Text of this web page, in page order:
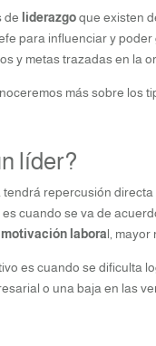
de liderazgoque existen
para influenciar y
y metas trazadas en la
más sobre los
líder?
repercusión
cuando se va de
motivación laboral, mayor
es cuando se dificulta
o una baja en las